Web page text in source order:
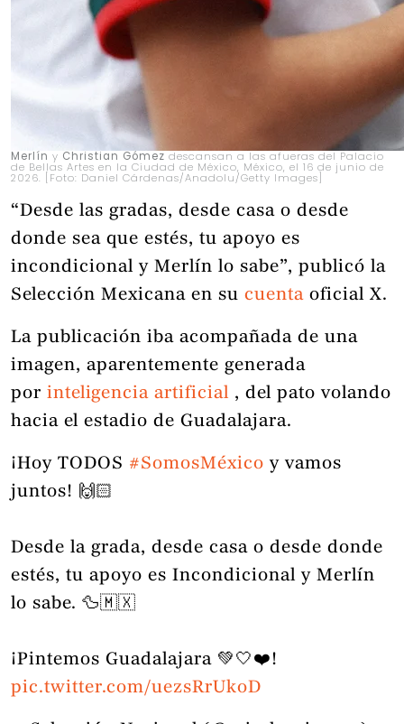
Merlín y Christian Gómez descansan a las afueras del Palacio
de Bellas Artes en la Ciudad de México, México, el 16 de junio de
2026. [Foto: Daniel Cárdenas/Anadolu/Getty Images]
“Desde las gradas, desde casa o desde
donde sea que estés, tu apoyo es
incondicional y Merlín lo sabe”, publicó la
Selección Mexicana en su cuenta oficial X.
La publicación iba acompañada de una
imagen, aparentemente generada
por inteligencia artificial , del pato volando
hacia el estadio de Guadalajara.
¡Hoy TODOS #SomosMéxico y vamos
juntos! 🙌🏻
Desde la grada, desde casa o desde donde
estés, tu apoyo es Incondicional y Merlín
lo sabe. 🦆🇲🇽
¡Pintemos Guadalajara 💚🤍❤️!
pic.twitter.com/uezsRrUkoD